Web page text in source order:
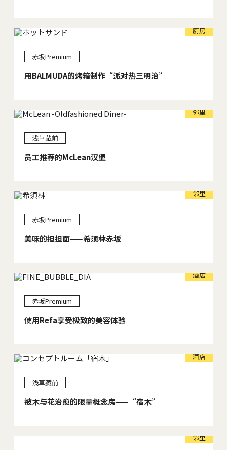
厨房
赤坂Premium
用BALMUDA的烤箱制作“派对热三明治”
邻里
浅草藏前
员工推荐的McLean汉堡
邻里
赤坂Premium
美味的担担面——希须林赤坂
酒店
赤坂Premium
使用Refa享受极致的美容体验
酒店
浅草藏前
被木与花治愈的限量概念房——“宿木”
邻里